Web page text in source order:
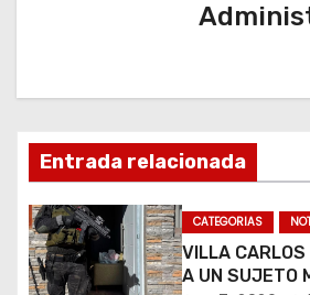
i
ó
n
d
Entrada relacionada
CATEGORIAS
VILLA
A UN SUJETO